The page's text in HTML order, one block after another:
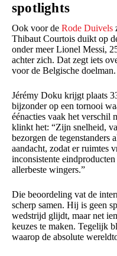
spotlights
Ook voor de Rode Duivels
Thibaut Courtois duikt op
onder meer Lionel Messi,
achter zich. Dat zegt iets
voor de Belgische doelman.
Jérémy Doku krijgt plaats
bijzonder op een tornooi
éénacties vaak het verschil
klinkt het: “Zijn snelheid,
bezorgen de tegenstanders
aandacht, zodat er ruimtes
inconsistente
allerbeste wingers.”
Die beoordeling vat de
scherp samen. Hij is geen
wedstrijd glijdt, maar net
keuzes te maken. Tegelijk
waarop de absolute